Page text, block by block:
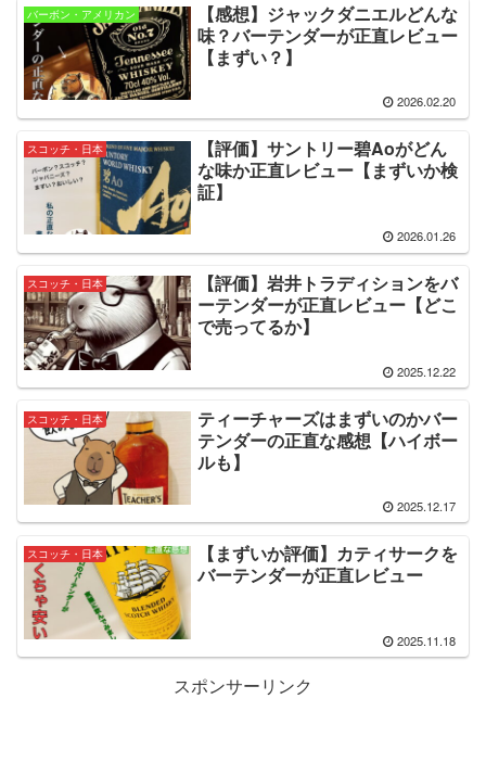
バーボン・アメリカン
【感想】ジャックダニエルどんな
味？バーテンダーが正直レビュー
【まずい？】
2026.02.20
スコッチ・日本
【評価】サントリー碧Aoがどん
な味か正直レビュー【まずいか検
証】
2026.01.26
スコッチ・日本
【評価】岩井トラディションをバ
ーテンダーが正直レビュー【どこ
で売ってるか】
2025.12.22
スコッチ・日本
ティーチャーズはまずいのかバー
テンダーの正直な感想【ハイボー
ルも】
2025.12.17
スコッチ・日本
【まずいか評価】カティサークを
バーテンダーが正直レビュー
2025.11.18
スポンサーリンク